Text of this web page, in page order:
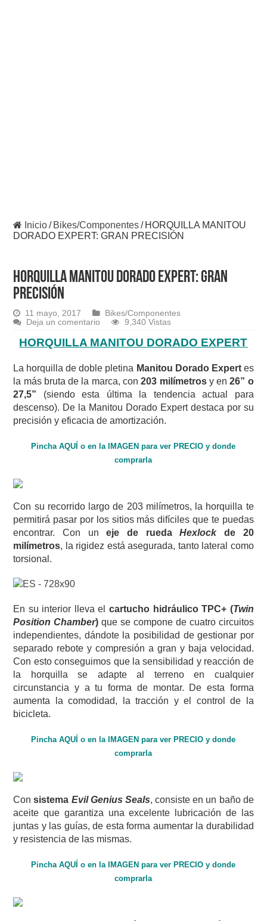
Inicio/ Bikes/Componentes/ HORQUILLA MANITOU
DORADO EXPERT: GRAN PRECISIÓN
HORQUILLA MANITOU DORADO EXPERT: GRAN
PRECISIÓN
11 mayo, 2017
Bikes/Componentes
Deja un comentario
9,340 Vistas
HORQUILLA MANITOU DORADO EXPERT
La horquilla de doble pletina Manitou Dorado Expertes
la más bruta de la marca, con203 milímetrosy en26” o
27,5” (siendo esta última la tendencia actual para
descenso). De la Manitou Dorado Expert destaca por su
precisión y eficacia de amortización.
Pincha AQUÍ o en la IMAGEN para ver PRECIO y donde
comprarla
Con su recorrido largo de 203 milímetros, la horquilla te
permitirá pasar por los sitios más difíciles que te puedas
encontrar. Con uneje de ruedaHexlockde 20
milímetros, la rigidez está asegurada, tanto lateral como
torsional.
En su interior lleva elcartucho hidráulico TPC+ (Twin
Position Chamber) que se compone de cuatro circuitos
independientes, dándote la posibilidad de gestionar por
separado rebote y compresión a gran y baja velocidad.
Con esto conseguimos que la sensibilidad y reacción de
la horquilla se adapte al terreno en cualquier
circunstancia y a tu forma de montar. De esta forma
aumenta la comodidad, la tracción y el control de la
bicicleta.
Pincha AQUÍ o en la IMAGEN para ver PRECIO y donde
comprarla
Consistema Evil Genius Seals, consiste en un baño de
aceite que garantiza una excelente lubricación de las
juntas y las guías, de esta forma aumentar la durabilidad
y resistencia de las mismas.
Pincha AQUÍ o en la IMAGEN para ver PRECIO y donde
comprarla